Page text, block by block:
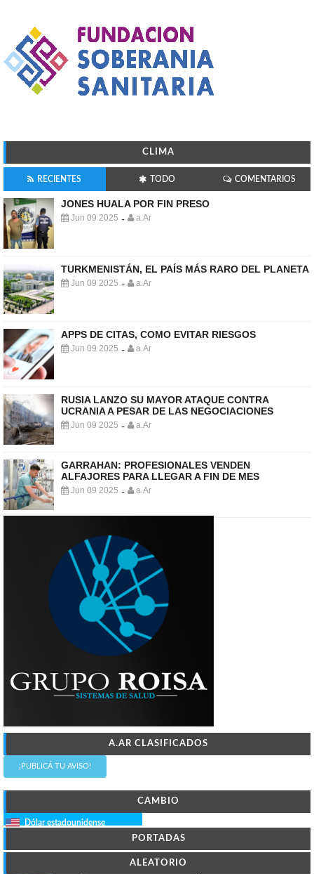
CLIMA
RECIENTES TODO COMENTARIOS
JONES HUALA POR FIN PRESO
Jun 09 2025 - a.Ar
TURKMENISTÁN, EL PAÍS MÁS RARO DEL PLANETA
Jun 09 2025 - a.Ar
APPS DE CITAS, COMO EVITAR RIESGOS
Jun 09 2025 - a.Ar
RUSIA LANZO SU MAYOR ATAQUE CONTRA
UCRANIA A PESAR DE LAS NEGOCIACIONES
Jun 09 2025 - a.Ar
GARRAHAN: PROFESIONALES VENDEN
ALFAJORES PARA LLEGAR A FIN DE MES
Jun 09 2025 - a.Ar
A.AR CLASIFICADOS
¡PUBLICÁ TU AVISO!
CAMBIO
Dólar estadounidense
PORTADAS
ALEATORIO